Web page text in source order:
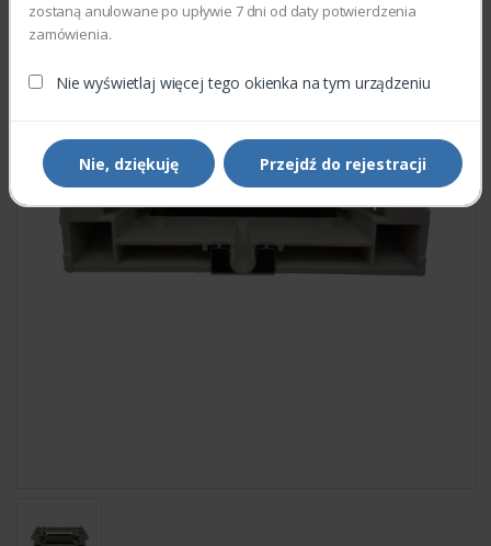
zostaną anulowane po upływie 7 dni od daty potwierdzenia
zamówienia.
Nie wyświetlaj więcej tego okienka na tym urządzeniu
Nie, dziękuję Przejdź do rejestracji